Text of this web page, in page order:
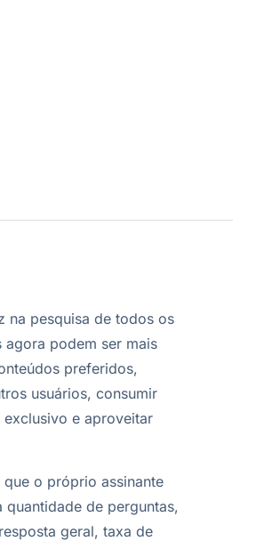
na pesquisa de todos os
agora podem ser mais
preferidos,
usuários, consumir
e aproveitar
o próprio assinante
de perguntas,
geral, taxa de